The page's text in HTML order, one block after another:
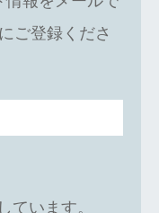
ご登録くださ
ています。